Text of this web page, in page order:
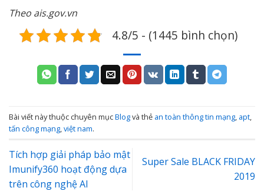
Theo ais.gov.vn
4.8/5 - (1445 bình chọn)
Bài viết này thuộc chuyên mụcBlogvà thẻ an toàn thông tin mạng, apt,
tấn công mạng,việt nam.
Tích hợp giải pháp bảo mật
Imunify360 hoạt động dựa
trên công nghệ AI
Super Sale BLACK FRIDAY
2019